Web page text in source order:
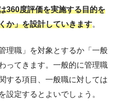
360度評価を実施する目的を
か」を設計していきます。
理職」を対象とするか「一般
ってきます。一般的に管理職
する項目、一般職に対しては
設定するとよいでしょう。